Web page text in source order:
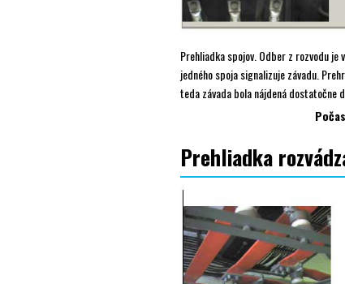
Prehliadka spojov. Odber z rozvodu je
jedného spoja signalizuje závadu.
teda závada bola nájdená dostatočne
Prehliadka